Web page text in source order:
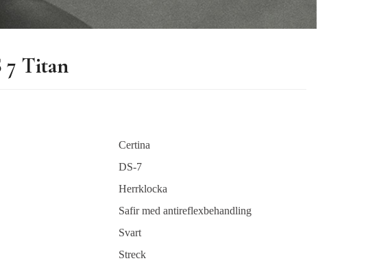
7 Titan
Certina
DS-7
Herrklocka
Safir med antireflexbehandling
Svart
Streck